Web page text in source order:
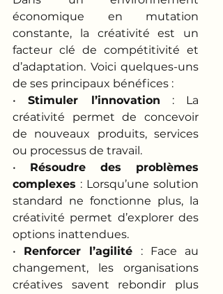
économique en mutation
constante, la créativité est un
facteur clé de compétitivité et
d’adaptation. Voici quelques-uns
de ses principaux bénéfices :
• Stimuler l’innovation : La
créativité permet de concevoir
de nouveaux produits, services
ou processus de travail.
• Résoudre des problèmes
complexes : Lorsqu’une solution
standard ne fonctionne plus, la
créativité permet d’explorer des
options inattendues.
• Renforcer l’agilité : Face au
changement, les organisations
créatives savent rebondir plus